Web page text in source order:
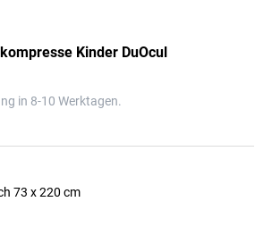
Kinder DuOcul
in 8-10 Werktagen.